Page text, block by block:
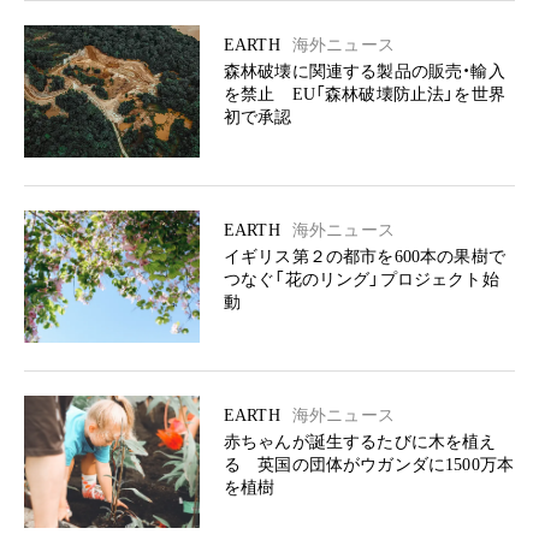
EARTH
海外ニュース
森林破壊に関連する製品の販売・輸入
を禁止 EU「森林破壊防止法」を世界
初で承認
EARTH
海外ニュース
イギリス第２の都市を600本の果樹で
つなぐ「花のリング」プロジェクト始
動
EARTH
海外ニュース
赤ちゃんが誕生するたびに木を植え
る 英国の団体がウガンダに1500万本
を植樹